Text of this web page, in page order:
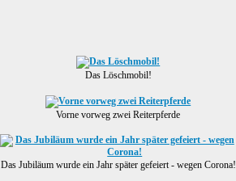
Das Löschmobil!
Vorne vorweg zwei Reiterpferde
Das Jubiläum wurde ein Jahr später gefeiert - wegen Corona!